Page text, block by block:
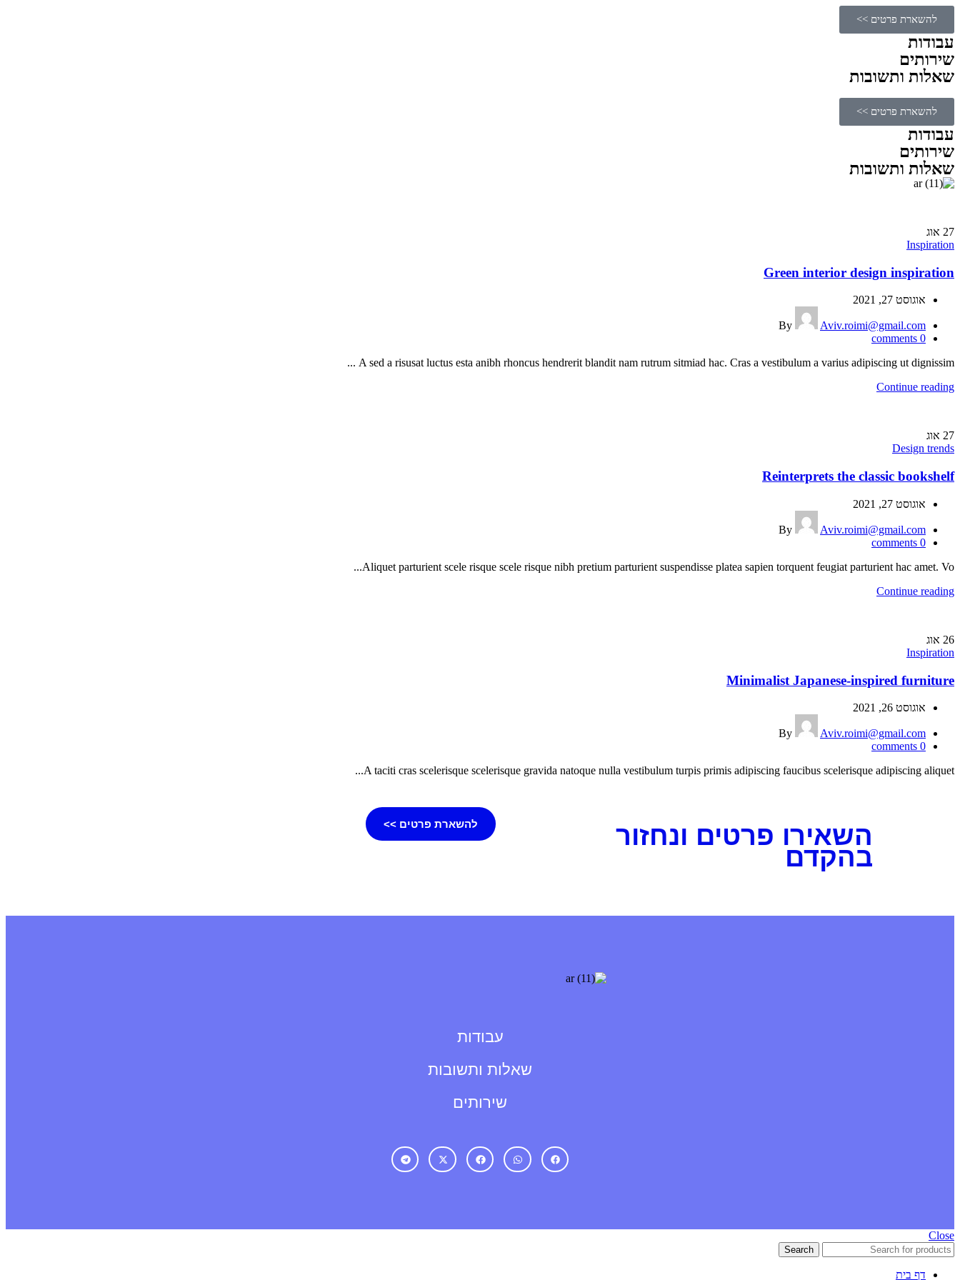
להשארת פרטים >>
עבודות
שירותים
שאלות ותשובות
להשארת פרטים >>
עבודות
שירותים
שאלות ותשובות
27 אוג
Inspiration
Green interior design inspiration
אוגוסט 27, 2021
By
Aviv.roimi@gmail.com
0
comments
A sed a risusat luctus esta anibh rhoncus hendrerit blandit nam rutrum sitmiad hac. Cras a vestibulum a varius adipiscing ut dignissim ...
Continue reading
27 אוג
Design trends
Reinterprets the classic bookshelf
אוגוסט 27, 2021
By
Aviv.roimi@gmail.com
0
comments
Aliquet parturient scele risque scele risque nibh pretium parturient suspendisse platea sapien torquent feugiat parturient hac amet. Vo...
Continue reading
26 אוג
Inspiration
Minimalist Japanese-inspired furniture
אוגוסט 26, 2021
By
Aviv.roimi@gmail.com
0
comments
A taciti cras scelerisque scelerisque gravida natoque nulla vestibulum turpis primis adipiscing faucibus scelerisque adipiscing aliquet...
השאירו פרטים ונחזור
בהקדם
להשארת פרטים >>
עבודות
שאלות ותשובות
שירותים
Close
Search
דף בית